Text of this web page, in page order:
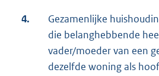
4.
Gezamenlijke
die belanghebbende
vader/moeder van een
dezelfde woning als